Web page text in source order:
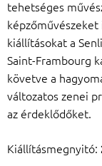
tehetséges
kiállításokat a
Saint-Frambourg
követve a
változatos zenei
az érdeklődőket.
Kiállításmegnyitó: